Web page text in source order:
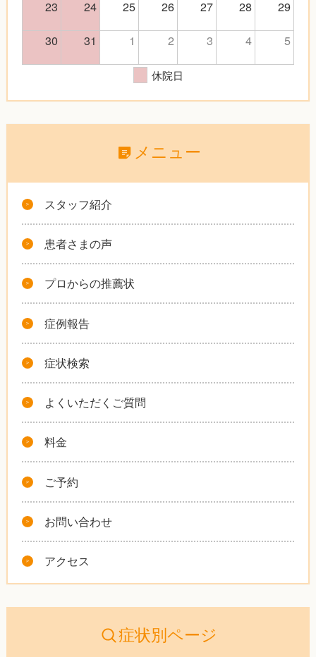
23 24 25 26 27 28
29
30
31 1 2 3 4 5
休院日
メニュー
スタッフ紹介
患者さまの声
プロからの推薦状
症例報告
症状検索
よくいただくご質問
料金
ご予約
お問い合わせ
アクセス
症状別ページ